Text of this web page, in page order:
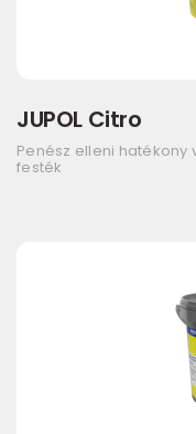
JUPOL Citro
Penész elleni
festék